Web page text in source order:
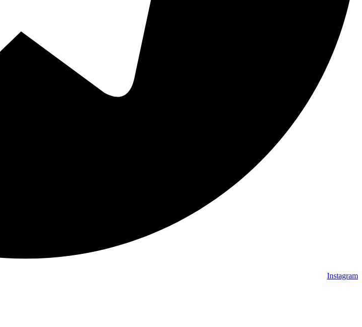
Instagram